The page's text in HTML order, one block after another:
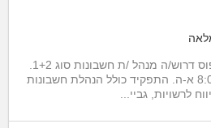
עבודה בין השעות 8:00-15:00 א-ה. התפקיד כולל הנהלת חשבונות
לרשויות, גביי...